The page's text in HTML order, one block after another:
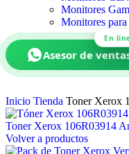
Monitores
Monitores
En
Asesor de
Inicio Tienda Toner Xerox
Toner Xerox 106R03914
Volver a productos